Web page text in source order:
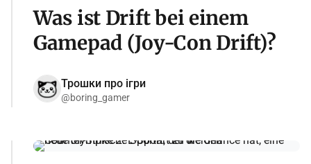
Was ist Drift bei einem
Gamepad (Joy-Con Drift)?
Трошки про ігри
@boring_gamer